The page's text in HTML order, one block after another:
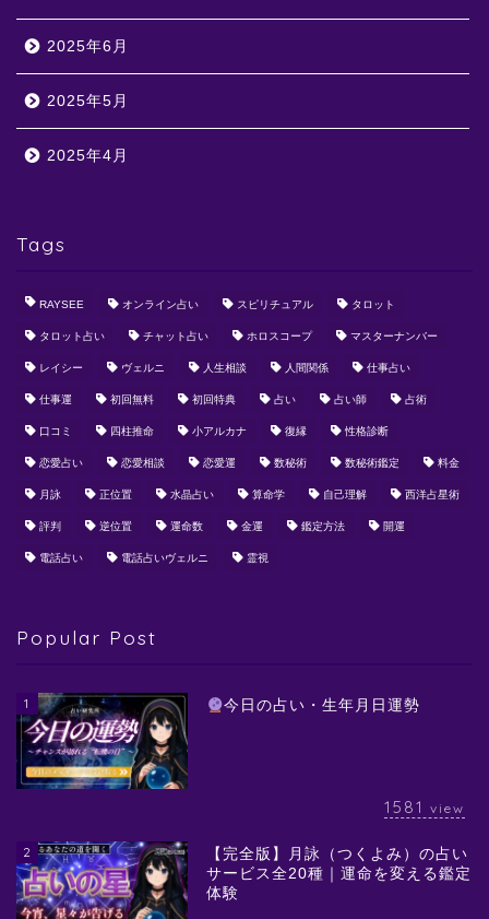
2025年6月
2025年5月
2025年4月
Tags
RAYSEE オンライン占い スピリチュアル タロット
タロット占い チャット占い ホロスコープ マスターナンバー
レイシー ヴェルニ 人生相談 人間関係 仕事占い
仕事運 初回無料 初回特典 占い 占い師 占術
口コミ 四柱推命 小アルカナ 復縁 性格診断
恋愛占い 恋愛相談 恋愛運 数秘術 数秘術鑑定 料金
月詠 正位置 水晶占い 算命学 自己理解 西洋占星術
評判 逆位置 運命数 金運 鑑定方法 開運
電話占い 電話占いヴェルニ 霊視
Popular Post
1 今日の占い・生年月日運勢
1581 view
2
【完全版】月詠（つくよみ）の占い
サービス全20種｜運命を変える鑑定
体験